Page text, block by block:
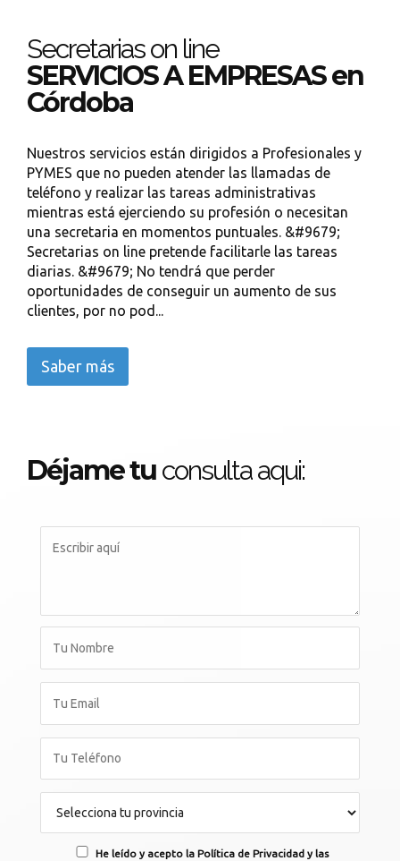
Secretarias on line
SERVICIOS A EMPRESAS en
Córdoba
Nuestros servicios están dirigidos a Profesionales y
PYMES que no pueden atender las llamadas de
teléfono y realizar las tareas administrativas
mientras está ejerciendo su profesión o necesitan
una secretaria en momentos puntuales. &#9679;
Secretarias on line pretende facilitarle las tareas
diarias. &#9679; No tendrá que perder
oportunidades de conseguir un aumento de sus
clientes, por no pod...
Saber más
Déjame tu consulta aqui:
He leído y acepto la Política de Privacidad y las